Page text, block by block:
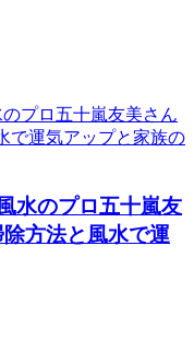
水のプロ五十嵐友
方法と風水で運